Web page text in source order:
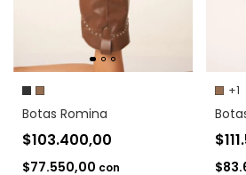
Botas Romina
$103.400,00
$77.550,00 con
+1